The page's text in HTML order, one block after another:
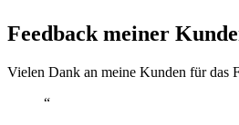
Feedback meiner
Vielen Dank an meine Kunden für das
“